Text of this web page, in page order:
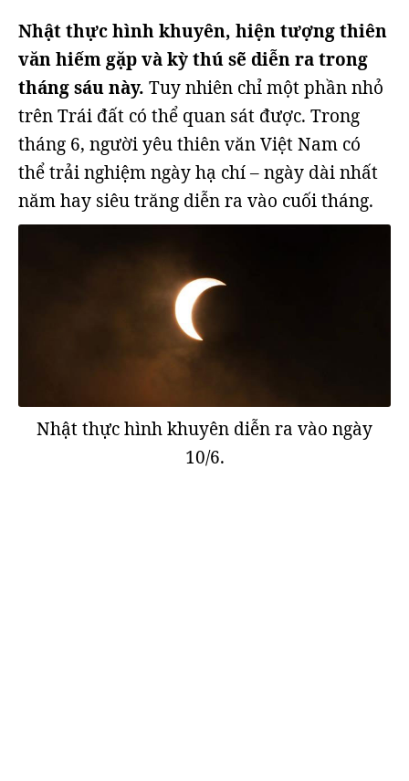
Nhật thực hình khuyên, hiện tượng thiên
văn hiếm gặp và kỳ thú sẽ diễn ra trong
tháng sáu này. Tuy nhiên chỉ một phần nhỏ
trên Trái đất có thể quan sát được. Trong
tháng 6, người yêu thiên văn Việt Nam có
thể trải nghiệm ngày hạ chí – ngày dài nhất
năm hay siêu trăng diễn ra vào cuối tháng.
Nhật thực hình khuyên diễn ra vào ngày
10/6.